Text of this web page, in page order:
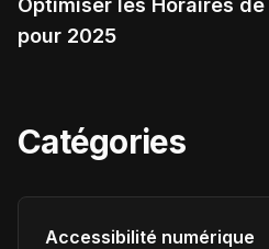
Optimiser les Horaires
pour 2025
Catégories
Accessibilité numérique